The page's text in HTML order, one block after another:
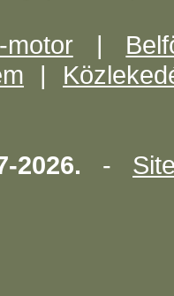
motor|
|
2026. -